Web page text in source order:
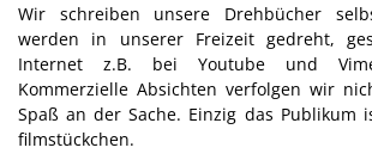
Wir schreiben unsere Drehbücher
werden in unserer Freizeit gedreht,
Internet z.B. bei Youtube und
Kommerzielle Absichten verfolgen wir
Spaß an der Sache. Einzig das Publikum
filmstückchen.